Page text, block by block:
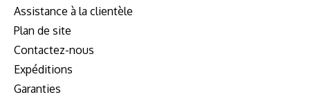
Assistance à la clientèle
Plan de site
Contactez-nous
Expéditions
Garanties